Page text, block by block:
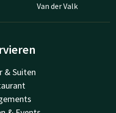
Van der Valk
& Suiten